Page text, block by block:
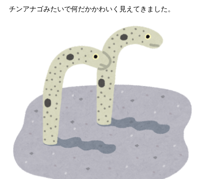
チンアナゴみたいで何だかかわいく見えてきました。